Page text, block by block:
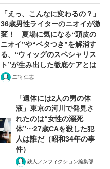
「えっ、こんなに変わるの？」
36歳男性ライターのニオイが激
変！ 夏場に気になる“頭皮の
ニオイ”や“ベタつき”を解消す
る、“ウィッグのスペシャリス
ト”が生み出した徹底ケアとは
二瓶 仁志
「遺体には2人の男の体
液」東京の河川で発見さ
れたのは“女性の溺死
体”⋯27歳CAを殺した犯
人は誰だ（昭和34年の事
件）
鉄人ノンフィクション編集部